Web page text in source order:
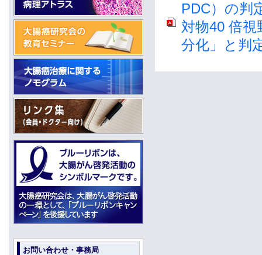
PDC）の判
対物40 倍
分化」と判
お問い合わせ・事務局